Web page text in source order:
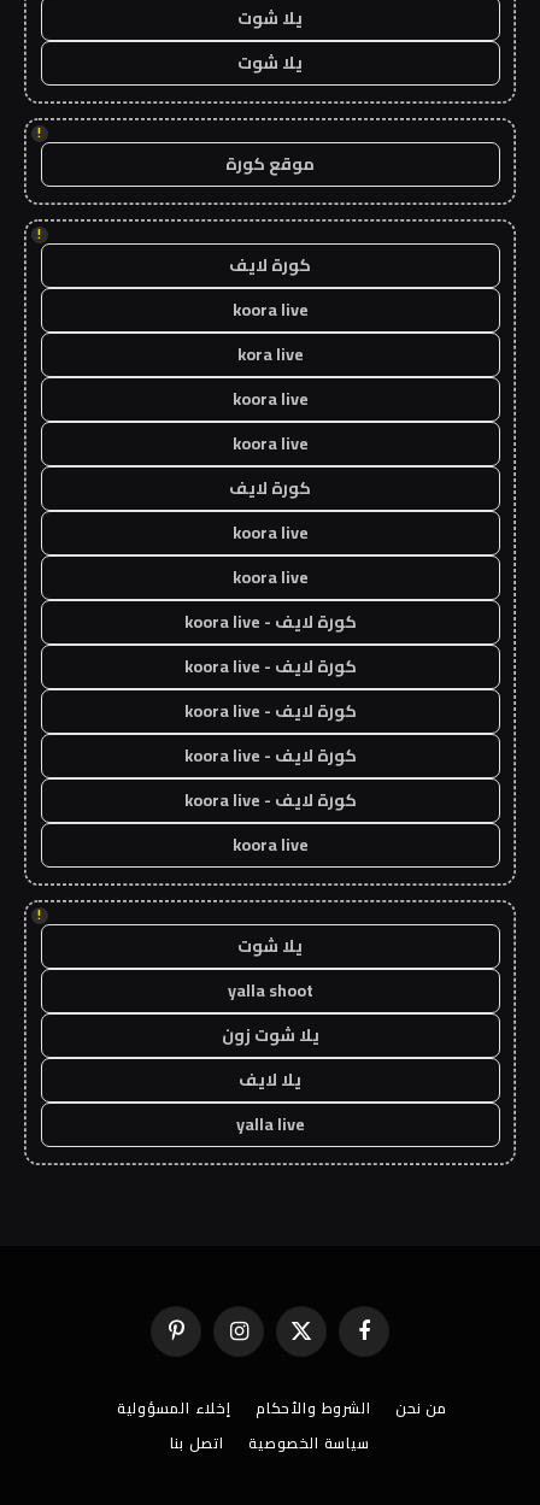
يلا شوت
يلا شوت
!
موقع كورة
!
كورة لايف
koora live
kora live
koora live
koora live
كورة لايف
koora live
koora live
كورة لايف - koora live
كورة لايف - koora live
كورة لايف - koora live
كورة لايف - koora live
كورة لايف - koora live
koora live
!
يلا شوت
yalla shoot
يلا شوت زون
يلا لايف
yalla live
فيسبوك X
(Twitter)
الانستغرامبينتيريست
من نحن الشروط والأحكام
إخلاء المسؤولية
سياسة الخصوصية
اتصل بنا